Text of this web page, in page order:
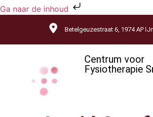
Ga naar de inhoud
Betelgeuzestraat 6, 1974 AP
Centrum voor
Fysiotherapie